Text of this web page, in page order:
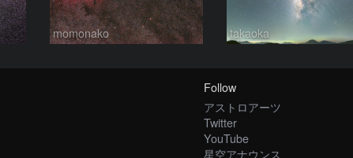
momonako takaoka
Follow
アストロアーツ
Twitter
YouTube
星空アナウンス